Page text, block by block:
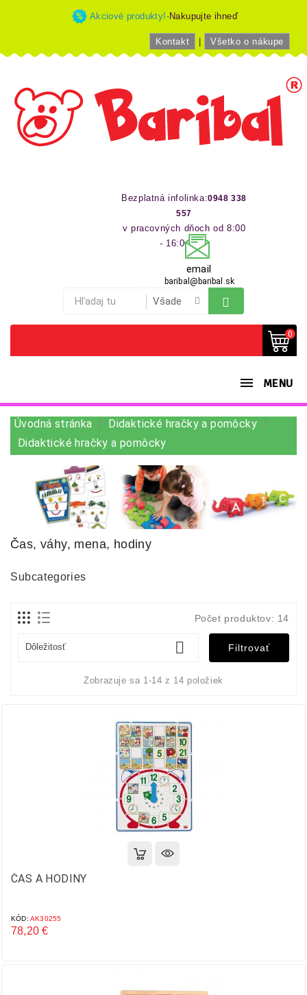
Akciové produkty!-Nakupujte ihneď
Kontakt Všetko o nákupe
Bezplatná infolinka:0948 338
557
v pracovných dňoch od 8:00
- 16:00 hod
email
baribal@baribal.sk
0
MENU
Úvodná stránka
Didaktické hračky a pomôcky
Didaktické hračky a pomôcky
Čas, váhy, mena, hodiny
Subcategories
Počet produktov: 14
Dôležitosť  Filtrovať
Zobrazuje sa 1-14 z 14 položiek
ČAS A HODINY
KÓD: AK30255
78,20 €